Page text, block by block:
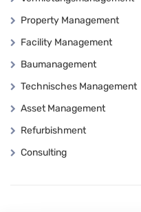
Property Management
Facility Management
Baumanagement
Technisches Management
Asset Management
Refurbishment
Consulting